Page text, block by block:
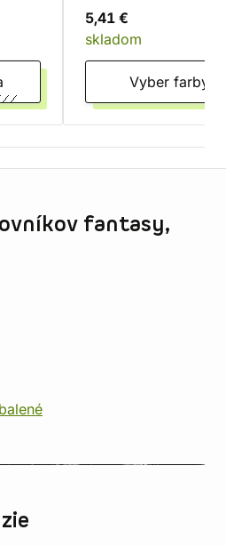
5,41 €
skladom
Vyber farby
fantasy,